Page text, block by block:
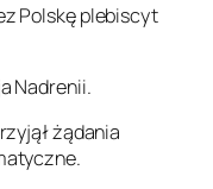
Polskę plebiscyt
Nadrenii.
żądania